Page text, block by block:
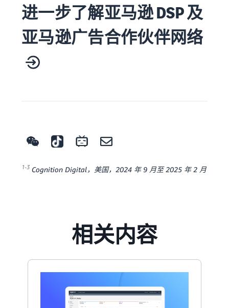
进一步了解亚马逊 DSP 及
亚马逊广告合作伙伴网络
1-3 Cognition Digital，美国，2024 年 9 月至 2025 年 2 月
相关内容